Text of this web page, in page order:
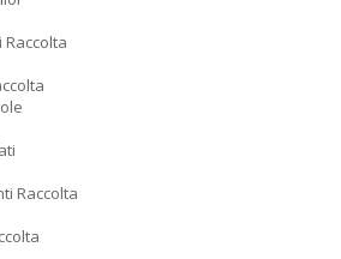
Raccolta